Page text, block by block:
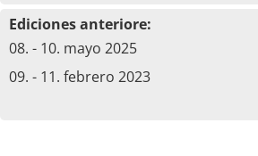
Ediciones anteriore:
08. - 10. mayo 2025
09. - 11. febrero 2023